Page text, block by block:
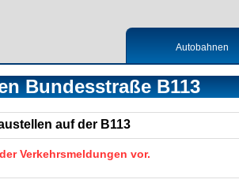
Autobahnen
Bundesstraße B113
auf der B113
Verkehrsmeldungen vor.